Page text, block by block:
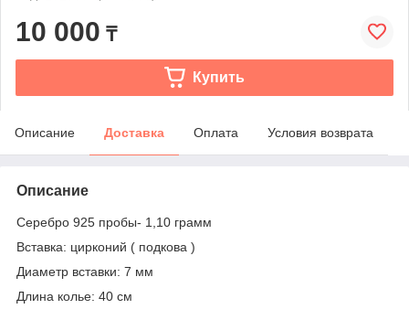
10 000 ₸
Купить
Описание Доставка Оплата Условия возврата
Описание
Серебро 925 пробы- 1,10 грамм
Вставка: цирконий ( подкова )
Диаметр вставки: 7 мм
Длина колье: 40 см